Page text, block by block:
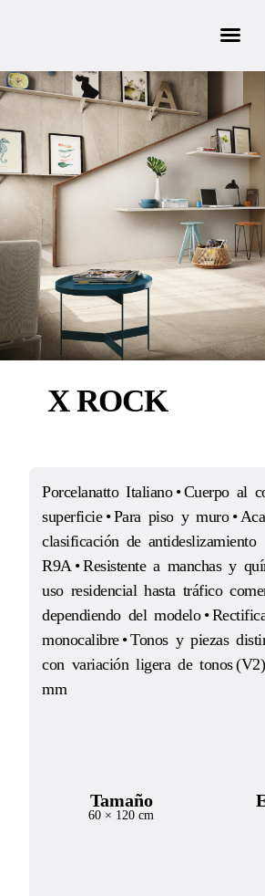
X ROCK
Porcelanatto Italiano • Cuerpo al
superficie • Para piso y muro •
clasificación de antideslizamiento
R9A • Resistente a manchas y
uso residencial hasta tráfico
dependiendo del modelo •
monocalibre • Tonos y piezas
con variación ligera de tonos (V2)
mm
Tamaño
60 × 120 cm